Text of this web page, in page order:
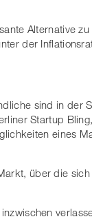
Alternative
der
sind in der
Startup
eines
über die